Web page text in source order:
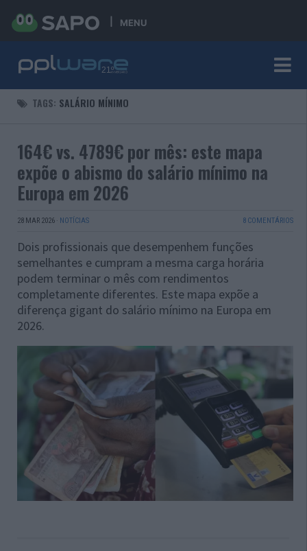
MENU
TAGS: SALÁRIO MÍNIMO
164€ vs. 4789€ por mês: este mapa
expõe o abismo do salário mínimo na
Europa em 2026
28 MAR 2026 · NOTÍCIAS 8 COMENTÁRIOS
Dois profissionais que desempenhem funções
semelhantes e cumpram a mesma carga horária
podem terminar o mês com rendimentos
completamente diferentes. Este mapa expõe a
diferença gigant do salário mínimo na Europa em
2026.